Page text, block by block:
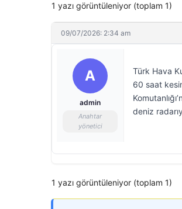
1 yazı görüntüleniyor (toplam 1)
09/07/2026: 2:34 am
A
admin
Anahtar
yönetici
Türk Hava
60 saat
deniz
1 yazı görüntüleniyor (toplam 1)